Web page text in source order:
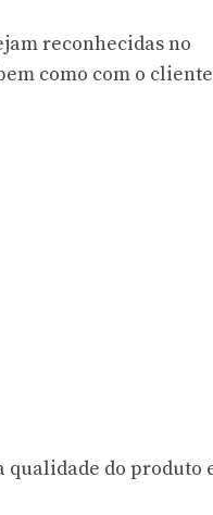
reconhecidas no
como com o
qualidade do produto